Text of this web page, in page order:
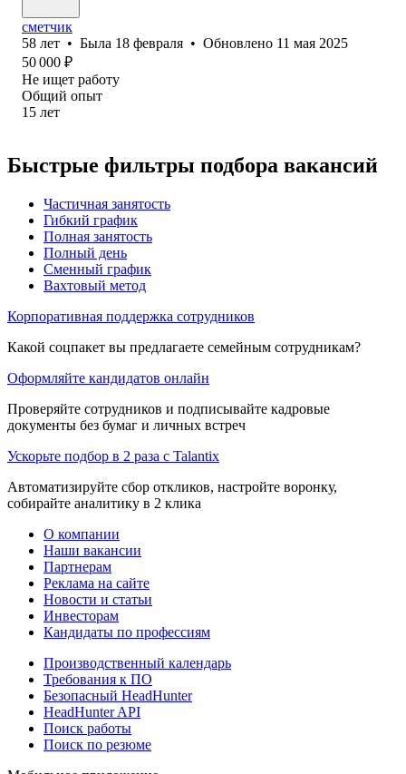
сметчик
58 лет • Была 18 февраля • Обновлено 11 мая 2025
50 000 ₽
Не ищет работу
Общий опыт
15 лет
Быстрые фильтры подбора вакансий
Частичная занятость
Гибкий график
Полная занятость
Полный день
Сменный график
Вахтовый метод
Корпоративная поддержка сотрудников
Какой соцпакет вы предлагаете семейным сотрудникам?
Оформляйте кандидатов онлайн
Проверяйте сотрудников и подписывайте кадровые
документы без бумаг и личных встреч
Ускорьте подбор в 2 раза с Talantix
Автоматизируйте сбор откликов, настройте воронку,
собирайте аналитику в 2 клика
О компании
Наши вакансии
Партнерам
Реклама на сайте
Новости и статьи
Инвесторам
Кандидаты по профессиям
Производственный календарь
Требования к ПО
Безопасный HeadHunter
HeadHunter API
Поиск работы
Поиск по резюме